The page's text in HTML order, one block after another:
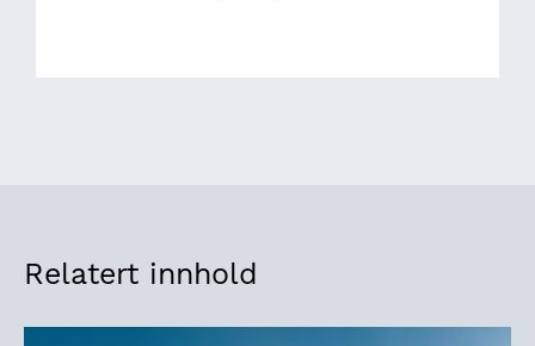
Relatert innhold